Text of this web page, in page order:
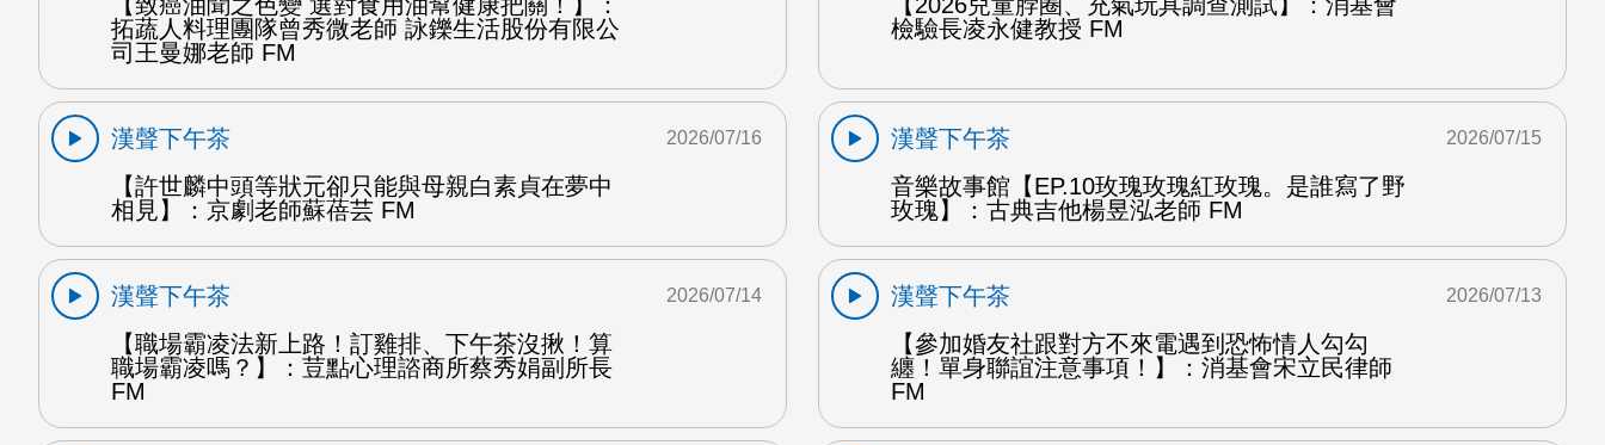
拓蔬人料理團隊曾秀微老師 詠鑠生活股份有限公
司王曼娜老師 FM
檢驗長凌永健教授 FM
漢聲下午茶
【許世麟中頭等狀元卻只能與母親白素貞在夢中
相見】：京劇老師蘇蓓芸 FM
2026/07/16
漢聲下午茶
音樂故事館【EP.10玫瑰玫瑰紅玫瑰。是誰寫了野
玫瑰】：古典吉他楊昱泓老師 FM
2026/07/15
漢聲下午茶
【職場霸凌法新上路！訂雞排、下午茶沒揪！算
職場霸凌嗎？】：荳點心理諮商所蔡秀娟副所長
FM
2026/07/14
漢聲下午茶
【參加婚友社跟對方不來電遇到恐怖情人勾勾
纏！單身聯誼注意事項！】：消基會宋立民律師
FM
2026/07/13